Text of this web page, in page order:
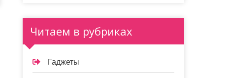
Читаем в рубриках
Гаджеты